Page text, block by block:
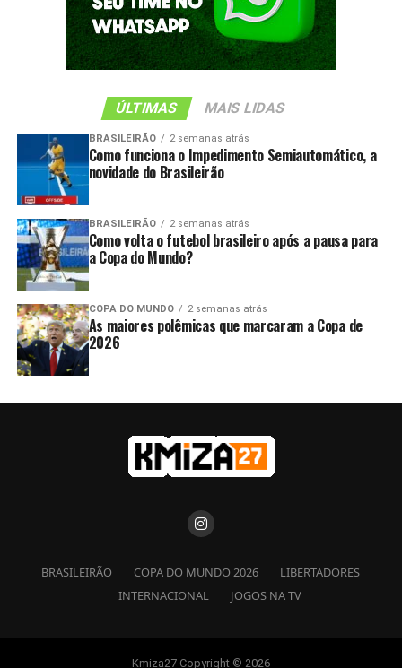
ÚLTIMAS MAIS LIDAS
BRASILEIRÃO 2 semanas atrás
Como funciona o Impedimento Semiautomático, a
novidade do Brasileirão
BRASILEIRÃO 2 semanas atrás
Como volta o futebol brasileiro após a pausa para
a Copa do Mundo?
COPA DO MUNDO 2 semanas atrás
As maiores polêmicas que marcaram a Copa de
2026
BRASILEIRÃO COPA DO MUNDO 2026
LIBERTADORES
INTERNACIONAL
JOGOS NA TV
Kmiza27 Copyright © 2026